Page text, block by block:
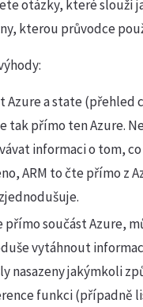
otázky, které slouží
kterou průvodce
Azure a state (přehled
tak přímo ten Azure.
informaci o tom,
ARM to čte přímo z
přímo součást Azure,
vytáhnout
nasazeny jakýmkoli
funkci (případně